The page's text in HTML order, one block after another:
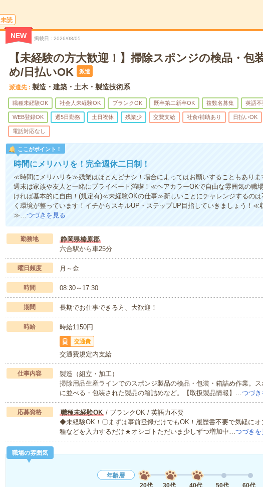
未読
NEW 掲載日 2026/08/05
【未経験の方大歓迎！】掃除スポンジの検品・包
め/日払いOK
派遣
派遣先 製造・建築・土木・製造技術系
職種未経験OK 社会人未経験OK ブランクOK 既卒第二新卒OK 複数名募集 英語不
WEB登録OK 週5日勤務 土日祝休 残業少 交費支給 社食/補助あり 日払いOK
電話対応なし
ここがポイント！
時間にメリハリを！完全週休二日制！
≪時間にメリハリを≫残業はほとんどナシ！場合によってはお願いすることもあり
週末は家族や友人と一緒にプライベート満喫！≪ヘアカラーOKで自由な雰囲気の職
ければ基本的に自由！(規定有)≪未経験OKの仕事≫新しいことにチャレンジするのは
く環境が整っています！イチからスキルUP・ステップUP目指していきましょう！≪
≫…つづきを見る
勤務地
静岡県榛原郡
六合駅から車25分
曜日頻度 月～金
時間 08:30～17:30
期間 長期でお仕事できる方、大歓迎！
時給 時給1150円
交通費
交通費規定内支給
仕事内容
製造（組立・加工）
掃除用品生産ラインでのスポンジ製品の検品・包装・箱詰め作業。
に並べる・包装された製品の箱詰めなど。【取扱製品情報】…つづき
応募資格 職種未経験OK/ ブランクOK / 英語力不要
◆未経験OK！〇まずは事前登録だけでもOK！履歴書不要で気軽に
種などを入力するだけ★オシゴトただいま少しずつ増加中…つづきを
職場の雰囲気
年齢層
20代
30代 40代 50代 60代